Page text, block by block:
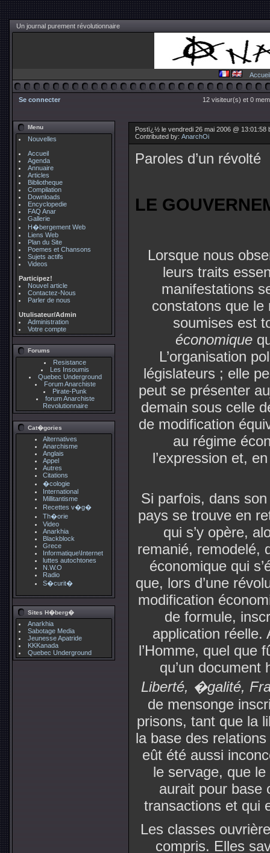
Un journal purement révolutionnaire
Accueil
Se connecter 12 visiteur(s) et 0
Menu
Nouvelles
Accueil
Agenda
Annuaire
Articles
Bibliotheque
Compilation
Downloads
Encyclopedie
FAQ Anar
Gallerie
H�bergement Web
Liens Web
Plan du Site
Poemes et Chansons
Sujets actifs
Videos
Participez!
Nouvel article
Contactez-Nous
Parler de nous
Utulisateur/Admin
Administration
Votre compte
Forums
Resistance
Les Insoumis
Quebec Underground
Forum Anarchiste
Pirate-Punk
forum Anarchiste
Revolutionnaire
Cat�gories
Alternatives
Anarchisme
Anglais
Appel
Autres
Citations
�cologie
International
Millitantisme
Recettes v�g�
Th�orie
Video
Anarkhia
Blackblock
Grece
Informatique\Internet
luttes autochtones
N.W.O
Radio
S�curit�
Sites H�berg�
Anarkhia
Sabotage Media
Jeunesse Apatride
KKKanada
Quebec Underground
Postï¿½ le vendredi 26 mai 2006 @ 13:01:58
Contributed by: AnarchOi
Paroles d’un révolté
LE
Lorsque nous
leurs traits
manifestations
constatons que
soumises est
économique
L’organisation
législateurs ; elle
peut se présenter
demain sous celle
de modification
au régime
l’expression et,
Si parfois, dans
pays se trouve en
qui s’y opère,
remanié, remodelé,
économique qui
que, lors d’une
modification
de formule,
application réelle.
l’Homme, quel que
qu’un
Liberté, �galité,
de mensonge
prisons, tant que la
la base des
eût été aussi
le servage, que
aurait pour base
transactions et qui
Les classes
compris. Elles